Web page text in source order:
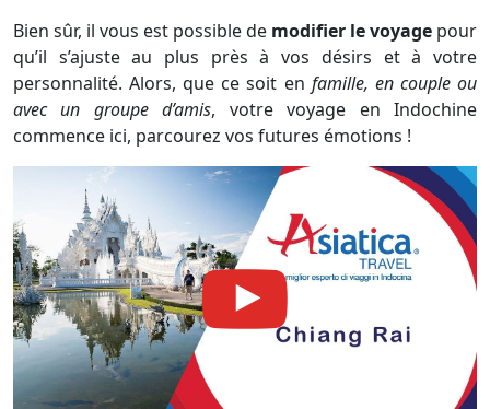
Bien sûr, il vous est possible de modifier le voyage pour
qu’il s’ajuste au plus près à vos désirs et à votre
personnalité. Alors, que ce soit en famille, en couple ou
avec un groupe d’amis, votre voyage en Indochine
commence ici, parcourez vos futures émotions !